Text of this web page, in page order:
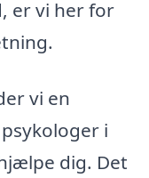
er vi her for
vi en
i
dig. Det